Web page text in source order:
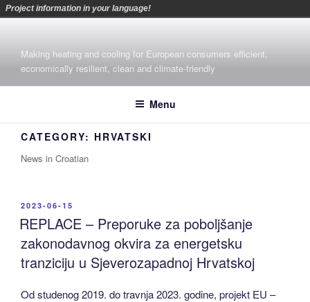
contentMaking heating and cooling for European consumers efficient,
economically resilient, clean and climate-friendly
Menu
CATEGORY: HRVATSKI
News in Croatian
POSTED
ON
2023-06-15
REPLACE – Preporuke za poboljšanje
zakonodavnog okvira za energetsku
tranziciju u Sjeverozapadnoj Hrvatskoj
Od studenog 2019. do travnja 2023. godine, projekt EU –
Project information in your language!